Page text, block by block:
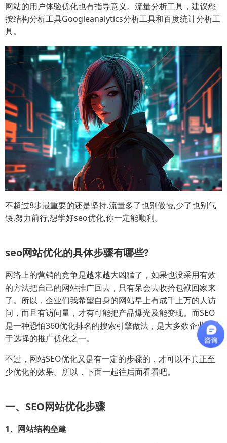
网站的用户体验优化也有指导意义。流量分析工具，建议您
按结构分析工具Googleanalytics分析工具和百度统计分析工
具。
不超过8步最重要的还是坚持.流量多了也别傲慢,少了也别气
馁.努力前行,想学好seo优化,你一定能顺利。
seo网站优化的具体步骤有哪些?
网络上的营销的竞争是越来越大凶猛了，如果也没采用有效
的方法把自己的网站推广回去，只有呆会去收拾包袱回家来
了。所以，企业们我希望自身的网站早上有成千上万的人访
问，而且有访问量，才有可能把产品爆光及能变现。而SEO
是一种恐怕360优化排名的搜索引擎做法，是大多数企业优先
于选择的推广优化之一。
不过，网站SEO优化又是有一定的步骤的，才可以不真正至
少优化的效果。所以，下面一起往后面看看吧。
一、SEO网站优化步骤
1、网站结构垒建